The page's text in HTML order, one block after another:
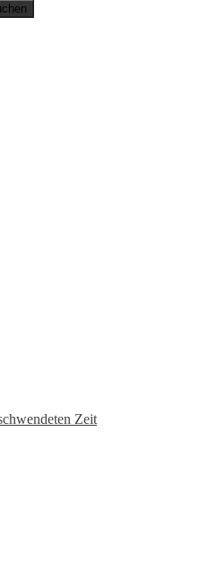
Zeit